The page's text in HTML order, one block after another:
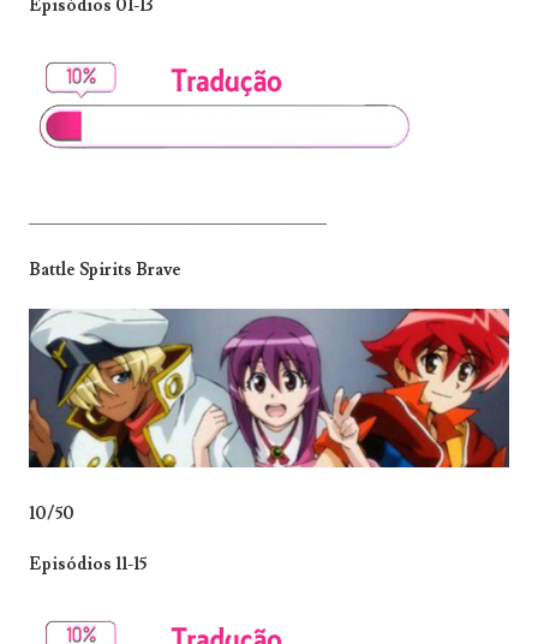
Episódios 01-13
_______________________________
Battle Spirits Brave
10/50
Episódios 11-15